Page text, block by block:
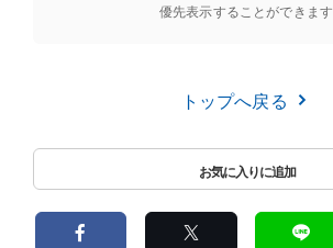
優先表示することができます
トップへ戻る